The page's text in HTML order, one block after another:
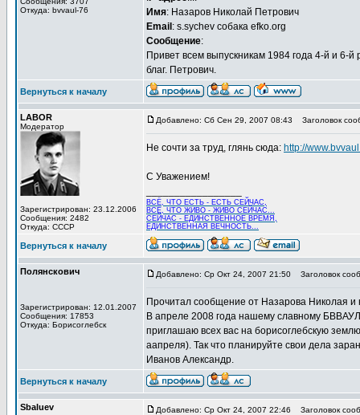
Откуда: bvvaul-76
Имя: Назаров Николай Петрович
Email : s.sychev собака efko.org
Сообщение:
Привет всем выпускникам 1984 года 4-й и 6-
благ. Петрович.
Вернуться к началу
LABOR
Модератор
Зарегистрирован: 23.12.2006
Сообщения: 2482
Откуда: СССР
Добавлено: Сб Сен 29, 2007 08:43 Заголовок
Не сочти за труд, глянь сюда: http://
С Уважением!
ВСЁ, ЧТО ЕСТЬ - ЕСТЬ СЕЙЧАС,
ВСЁ, ЧТО ЖИВО - ЖИВО СЕЙЧАС...
СЕЙЧАС - ЕДИНСТВЕННОЕ ВРЕМЯ,
ЕДИНСТВЕННАЯ ВЕЧНОСТЬ...
Вернуться к началу
Полянскович
Зарегистрирован: 12.01.2007
Сообщения: 17853
Откуда: Борисоглебск
Добавлено: Ср Окт 24, 2007 21:50 Заголовок
Прочитал сообщение от Назарова Николая
В апреле 2008 года нашему славному
приглашаю всех вас на борисоглебскую
аапреля). Так что планируйте свои дела
Иванов Александр.
Вернуться к началу
Sbaluev Добавлено: Ср Окт 24, 2007 22:46 Заголовок